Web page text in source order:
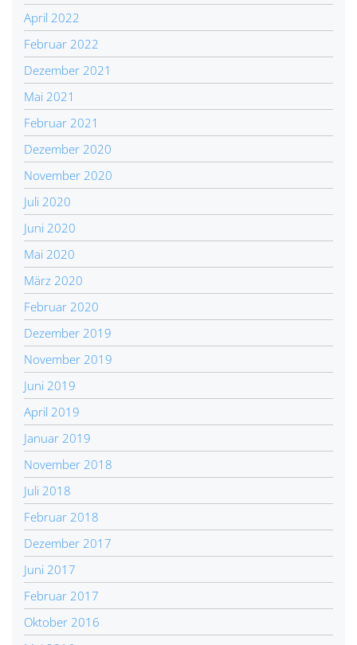
April 2022
Februar 2022
Dezember 2021
Mai 2021
Februar 2021
Dezember 2020
November 2020
Juli 2020
Juni 2020
Mai 2020
März 2020
Februar 2020
Dezember 2019
November 2019
Juni 2019
April 2019
Januar 2019
November 2018
Juli 2018
Februar 2018
Dezember 2017
Juni 2017
Februar 2017
Oktober 2016